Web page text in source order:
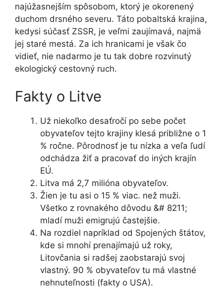
najúžasnejším spôsobom, ktorý je okorenený
duchom drsného severu. Táto pobaltská krajina,
kedysi súčasť ZSSR, je veľmi zaujímavá, najmä
jej staré mestá. Za ich hranicami je však čo
vidieť, nie nadarmo je tu tak dobre rozvinutý
ekologický cestovný ruch.
Fakty o Litve
Už niekoľko desaťročí po sebe počet
obyvateľov tejto krajiny klesá približne o 1
% ročne. Pôrodnosť je tu nízka a veľa ľudí
odchádza žiť a pracovať do iných krajín
EÚ.
Litva má 2,7 milióna obyvateľov.
Žien je tu asi o 15 % viac. než muži.
Všetko z rovnakého dôvodu &# 8211;
mladí muži emigrujú častejšie.
Na rozdiel napríklad od Spojených štátov,
kde si mnohí prenajímajú už roky,
Litovčania si radšej zaobstarajú svoj
vlastný. 90 % obyvateľov tu má vlastné
nehnuteľnosti (fakty o USA).